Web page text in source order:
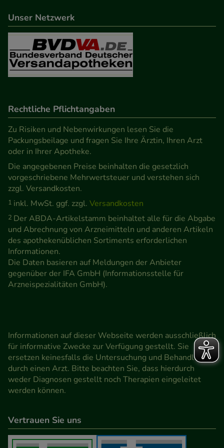
Besuchers oder unsere Seite an bevorzugte
Verhaltensweisen (z.B. Spracheinstellung)
anzupassen. Komfort-Cookies ermöglichen es uns
auch auf Ihre Bedürfnisse zugeschrittene Inhalte
anzuzeigen und unser Partnerprogramm zu
Statistik & Tracking:Hierüber lassen sich
Informationen über die Art und Weise der Nutzung
unserer Website sammeln, mit deren Hilfe wir
unsere Website weiter für Sie optimieren können,
den Inhalt auf unserer Website aber auch die
Werbung auf Drittseiten möglichst relevant für Sie
zu gestalten. Bitte beachten Sie, dass Daten hierfür
teilweise an Dritte wie z.B. Google oder soziale
Medien übertragen werden.
Unser Netzwerk
Rechtliche Pflichtangaben
Zu Risiken und Nebenwirkungen lesen Sie die
Packungsbeilage und fragen Sie Ihre Ärztin, Ihren Arzt
oder in Ihrer Apotheke.
Die angegebenen Preise beinhalten die gesetzlich
vorgeschriebene Mehrwertsteuer und verstehen sich
zzgl. Versandkosten.
1 inkl. MwSt. ggf. zzgl. Versandkosten
2 Der ABDA-Artikelstamm beinhaltet alle für die Abgabe
und Abrechnung von Arzneimitteln und anderen Artikeln
des apothekenüblichen Sortiments erforderlichen
Informationen.
Die Daten basieren auf Meldungen der Anbieter
gegenüber der IFA GmbH (Informationsstelle für
Arzneispezialitäten GmbH).
Informationen auf dieser Webseite werden ausschließlich
für informative Zwecke zur Verfügung gestellt. Sie
ersetzen keinesfalls die Untersuchung und Behandlung
durch einen Arzt. Bitte beachten Sie, dass hierdurch
weder Diagnosen gestellt noch Therapien eingeleitet
werden können.
Vertrauen Sie uns